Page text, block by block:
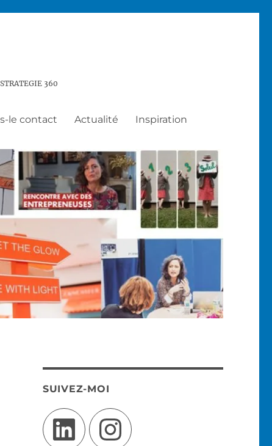
360
le contact Actualité Inspiration
SUIVEZ-MOI
LinkedIn Instagram